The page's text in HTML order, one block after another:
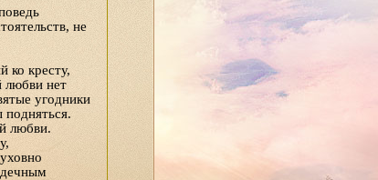
не
ко кресту,
любви нет
угодники
любви.